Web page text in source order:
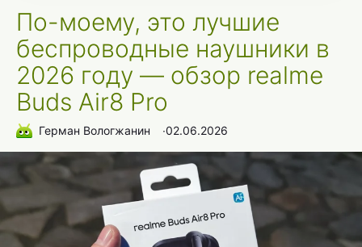
По-моему, это лучшие
беспроводные наушники в
2026 году — обзор realme
Buds Air8 Pro
Герман Вологжанин ∙02.06.2026